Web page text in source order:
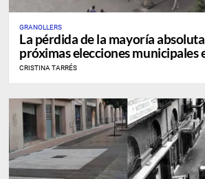
GRANOLLERS
La pérdida de la mayoría
próximas elecciones municipales
CRISTINA TARRÉS